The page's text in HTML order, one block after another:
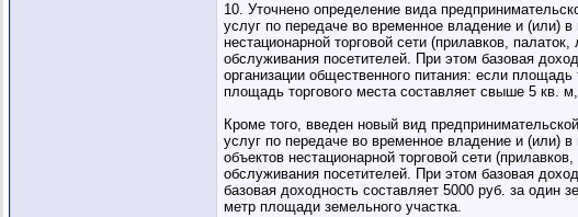
10. Уточнено определение вида
услуг по передаче во временное владение и (или)
нестационарной торговой сети (прилавков,
обслуживания посетителей. При этом базовая
организации общественного питания: если
площадь торгового места составляет свыше 5 кв.
Кроме того, введен новый вид
услуг по передаче во временное владение и (или)
объектов нестационарной торговой сети
обслуживания посетителей. При этом базовая
базовая доходность составляет 5000 руб. за один
метр площади земельного участка.